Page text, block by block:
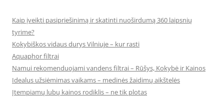
Kaip įveikti pasipriešinimą ir skatinti nuoširdumą 360 laipsnių
tyrime?
Kokybiškos vidaus durys Vilniuje – kur rasti
Aquaphor filtrai
Namui rekomenduojami vandens filtrai – Rūšys, Kokybė ir Kainos
Idealus užsiėmimas vaikams – medinės žaidimų aikštelės
Įtempiamų lubų kainos rodiklis – ne tik plotas